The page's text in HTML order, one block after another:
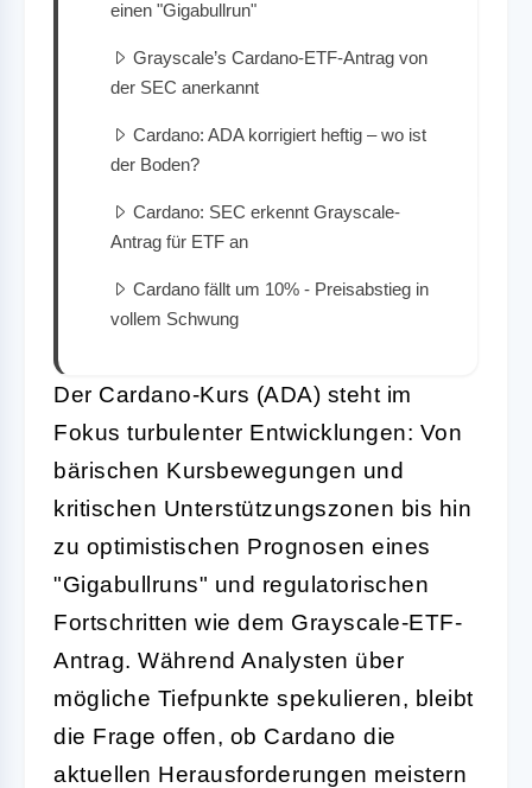
einen "Gigabullrun"
Grayscale’s Cardano-ETF-Antrag von
der SEC anerkannt
Cardano: ADA korrigiert heftig – wo ist
der Boden?
Cardano: SEC erkennt Grayscale-
Antrag für ETF an
Cardano fällt um 10% - Preisabstieg in
vollem Schwung
Der Cardano-Kurs (ADA) steht im
Fokus turbulenter Entwicklungen: Von
bärischen Kursbewegungen und
kritischen Unterstützungszonen bis hin
zu optimistischen Prognosen eines
"Gigabullruns" und regulatorischen
Fortschritten wie dem Grayscale-ETF-
Antrag. Während Analysten über
mögliche Tiefpunkte spekulieren, bleibt
die Frage offen, ob Cardano die
aktuellen Herausforderungen meistern